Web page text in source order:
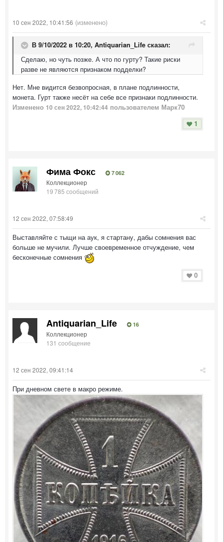
10 сен 2022, 10:41:56 (изменено)
В 9/10/2022 в 10:20, Antiquarian_Life сказал:
Сделаю, но чуть позже. А что по гурту? Такие риски
разве не являются признаком подделки?
Нет. Мне видится безвопросная, в плане подлинности,
монета. Гурт также несёт на себе все признаки подлинности.
Изменено 10 сен 2022, 10:42:44 пользователем Марк70
1
Фима Фокс 7 062
Коллекционер
19 785 сообщений
12 сен 2022, 07:58:49
Выставляйте с тыщи на аук, я стартану, дабы сомнения вас
больше не мучили. Лучше своевременное отчуждение, чем
бесконечные сомнения
0
Antiquarian_Life 16
Коллекционер
131 сообщение
12 сен 2022, 09:41:14
При дневном свете в макро режиме.